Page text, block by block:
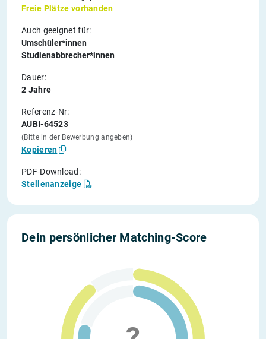
Freie Plätze vorhanden
Auch geeignet für:
Umschüler*innen
Studienabbrecher*innen
Dauer:
2 Jahre
Referenz-Nr:
AUBI-64523
(Bitte in der Bewerbung angeben)
Kopieren
PDF-Download:
Stellenanzeige
Dein persönlicher Matching-Score